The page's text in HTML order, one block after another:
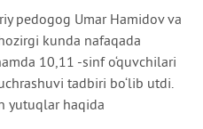
pedogog Umar Hamidov va
kunda nafaqada
10,11 -sinf o‘quvchilari
tadbiri bo‘lib utdi.
yutuqlar haqida